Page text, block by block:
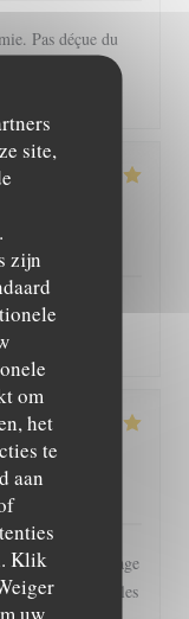
site,
zijn
om
het
te
aan
Klik
uw
Pas déçue du
et
retournerai !!
/ Prijs
personal muy
/ Prijs
sûre... Dommage
perturbant les